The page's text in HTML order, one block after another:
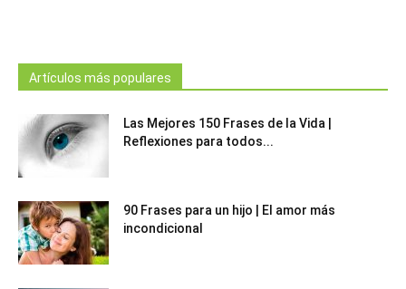
Artículos más populares
Las Mejores 150 Frases de la Vida |
Reflexiones para todos...
90 Frases para un hijo | El amor más
incondicional